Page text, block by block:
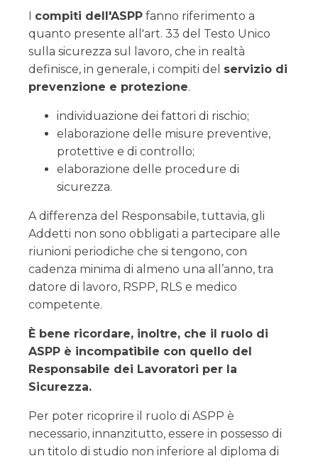
I compiti dell'ASPP fanno riferimento a
quanto presente all'art. 33 del Testo Unico
sulla sicurezza sul lavoro, che in realtà
definisce, in generale, i compiti del servizio di
prevenzione e protezione.
individuazione dei fattori di rischio;
elaborazione delle misure preventive,
protettive e di controllo;
elaborazione delle procedure di
sicurezza.
A differenza del Responsabile, tuttavia, gli
Addetti non sono obbligati a partecipare alle
riunioni periodiche che si tengono, con
cadenza minima di almeno una all’anno, tra
datore di lavoro, RSPP, RLS e medico
competente.
È bene ricordare, inoltre, che il ruolo di
ASPP è incompatibile con quello del
Responsabile dei Lavoratori per la
Sicurezza.
Per poter ricoprire il ruolo di ASPP è
necessario, innanzitutto, essere in possesso di
un titolo di studio non inferiore al diploma di